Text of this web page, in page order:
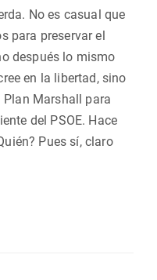
No es casual que
para preservar el
después lo mismo
en la libertad, sino
Plan Marshall para
del PSOE. Hace
Pues sí, claro